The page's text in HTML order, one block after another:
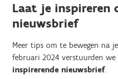
Laat je inspireren
nieuwsbrief
Meer tips om te bewegen na
februari 2024 verstuurden we
inspirerende nieuwsbrief.